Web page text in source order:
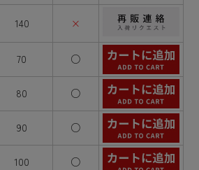
140 ×
70 ○
80 ○
90 ○
100 ○